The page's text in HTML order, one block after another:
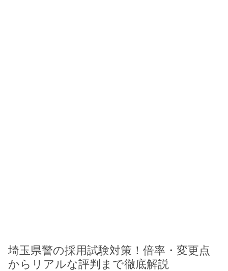
埼玉県警の採用試験対策！倍率・変更点
からリアルな評判まで徹底解説